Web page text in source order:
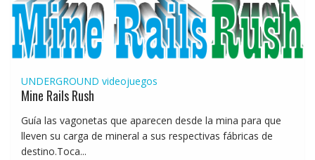
UNDERGROUND videojuegos
Mine Rails Rush
Guía las vagonetas que aparecen desde la mina para que
lleven su carga de mineral a sus respectivas fábricas de
destino.Toca...